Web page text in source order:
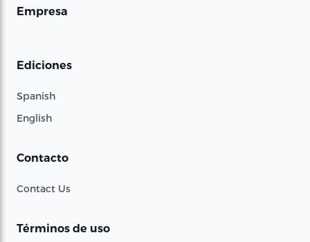
Empresa
Ediciones
Spanish
English
Contacto
Contact Us
Términos de uso